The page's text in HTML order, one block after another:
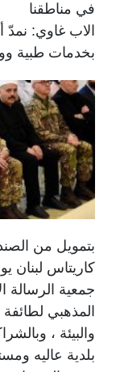
في مناطقنا
الاب غاوي: نمدّ
بخدمات طبية
بتمويل من
كاريتاس لبنان
جمعية الرسالة
المذهبي
والبيئة ،
بلدية عاليه